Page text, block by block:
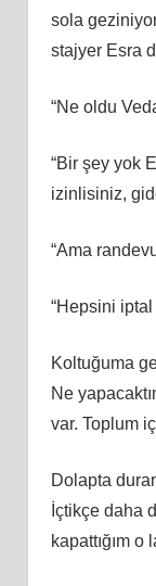
sola
stajyer Esra
“Ne oldu
“Bir şey yok
izinlisiniz,
“Ama
“Hepsini iptal
Koltuğuma
Ne
var. Toplum
Dolapta
İçtikçe daha
kapattığım o